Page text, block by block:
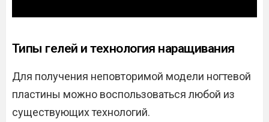
Типы гелей и технология наращивания
Для получения неповторимой модели ногтевой
пластины можно воспользоваться любой из
существующих технологий.